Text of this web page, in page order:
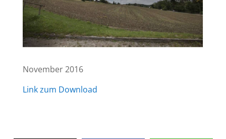
Novem­ber 2016
Link zum Download